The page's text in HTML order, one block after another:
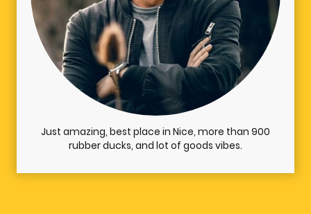
Just amazing, best place in Nice, more than 900
rubber ducks, and lot of goods vibes.